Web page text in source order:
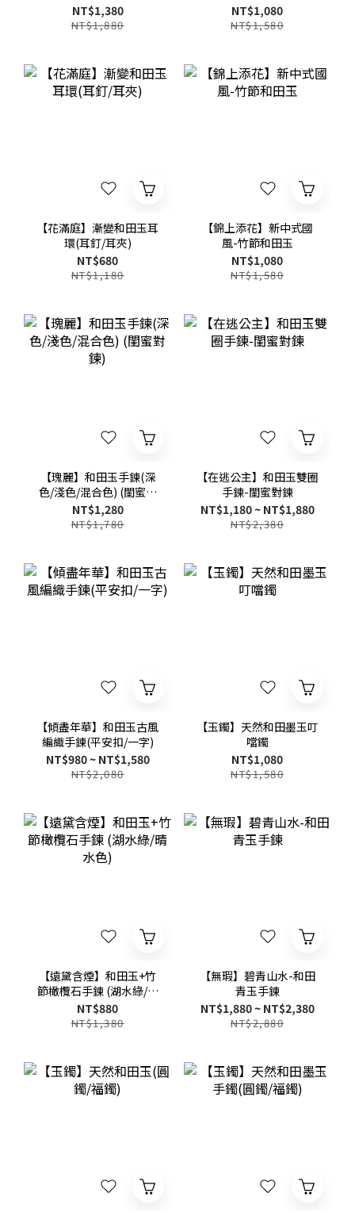
NT$1,380
NT$1,880
鍊/水晶手串
NT$1,080
NT$1,580
【花滿庭】漸變和田玉耳
環(耳釘/耳夾)
NT$680
NT$1,180
【錦上添花】新中式國
風-竹節和田玉
NT$1,080
NT$1,580
【瑰麗】和田玉手鍊(深
色/淺色/混合色) (閨蜜對
鍊)
NT$1,280
NT$1,780
【在逃公主】和田玉雙圈
手鍊-閨蜜對鍊
NT$1,180 ~ NT$1,880
NT$2,380
【傾盡年華】和田玉古風
編織手鍊(平安扣/一字)
NT$980 ~ NT$1,580
NT$2,080
【玉鐲】天然和田墨玉叮
噹鐲
NT$1,080
NT$1,580
【遠黛含煙】和田玉+竹
節橄欖石手鍊 (湖水綠/晴
水色)
NT$880
NT$1,380
【無瑕】碧青山水-和田
青玉手鍊
NT$1,880 ~ NT$2,380
NT$2,880